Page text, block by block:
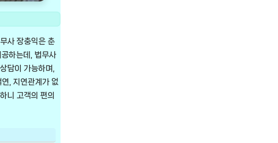
사 장충익은 춘
하는데, 법무사
담이 가능하며,
, 지연관계가 없
니 고객의 편의